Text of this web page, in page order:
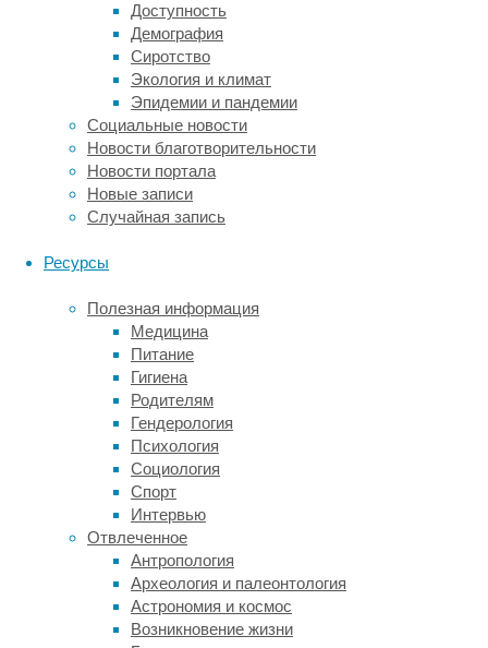
Доступность
Демография
Сиротство
Экология и климат
Эпидемии и пандемии
Социальные новости
Новости благотворительности
Новости портала
Новые записи
Случайная запись
Ресурсы
Полезная информация
Медицина
Питание
Гигиена
Родителям
Гендерология
Психология
Социология
Спорт
Интервью
Отвлеченное
Антропология
Археология и палеонтология
Астрономия и космос
Возникновение жизни
дало
динозаврам
возможность
расположить
бедра
строго
под
туловищем
(а
по
стороны
него,
ящериц)
начать
шустро
бегать
на
двух
ногах.
Долгое
время